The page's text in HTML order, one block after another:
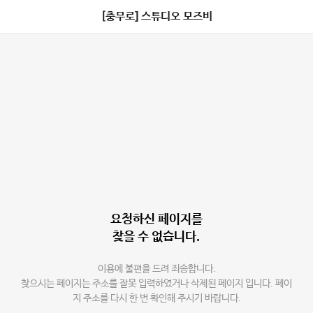
[충무로] 스튜디오 모즈비
요청하신 페이지를
찾을 수 없습니다.
이용에 불편을 드려 죄송합니다.
찾으시는 페이지는 주소를 잘못 입력하였거나 삭제된 페이지 입니다. 페이
지 주소를 다시 한 번 확인해 주시기 바랍니다.